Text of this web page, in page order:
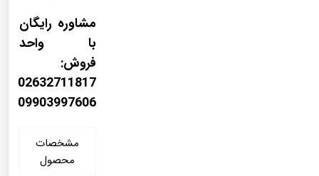
مشاوره رایگان
با واحد
فروش:
02632711817
09903997606
مشخصات
محصول